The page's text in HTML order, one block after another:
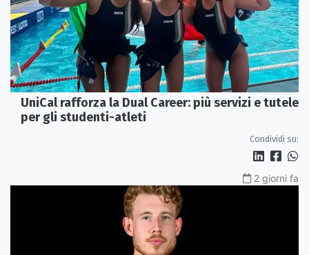
UniCal rafforza la Dual Career: più servizi e tutele
per gli studenti-atleti
Condividi su:
2 giorni fa